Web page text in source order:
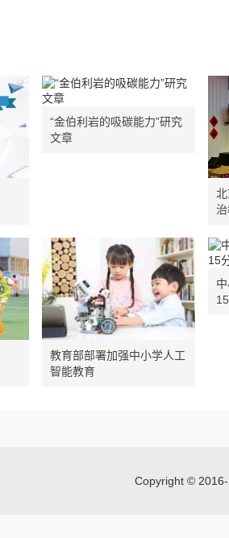
“金伯利岩的吸碳能力”研究
文章
教育部部署加强中小学人工
智能教育
Copyright ©